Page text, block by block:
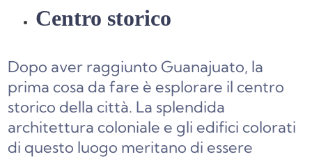
Centro storico
Dopo aver raggiunto Guanajuato, la
prima cosa da fare è esplorare il centro
storico della città. La splendida
architettura coloniale e gli edifici colorati
di questo luogo meritano di essere